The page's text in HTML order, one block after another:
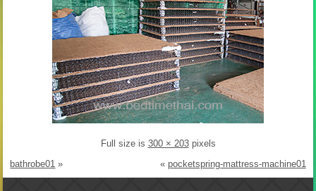
Full size is 300 × 203pixels
bathrobe01 » « pocketspring-mattress-machine01